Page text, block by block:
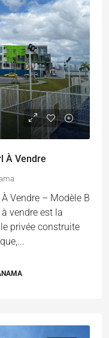
À Vendre
Vendre – Modèle B
vendre est la
privée construite